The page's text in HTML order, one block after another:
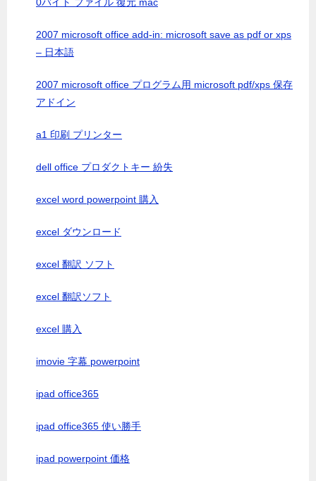
2007 microsoft office add-in: microsoft save as pdf or xps
– 日本語
2007 microsoft office プログラム用 microsoft pdf/xps 保存
アドイン
a1 印刷 プリンター
dell office プロダクトキー 紛失
excel word powerpoint 購入
excel ダウンロード
excel 翻訳 ソフト
excel 翻訳ソフト
excel 購入
imovie 字幕 powerpoint
ipad office365
ipad office365 使い勝手
ipad powerpoint 価格